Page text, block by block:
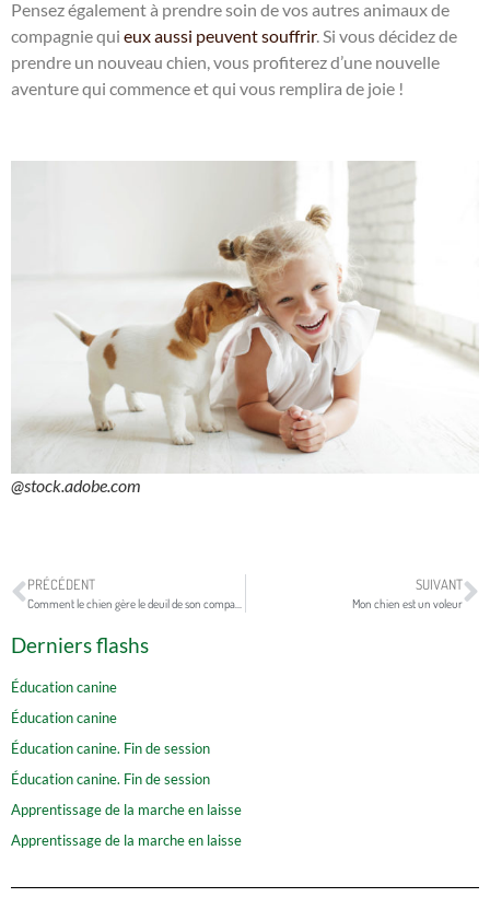
Pensez également à prendre soin de vos autres animaux de
compagnie qui eux aussi peuvent souffrir. Si vous décidez de
prendre un nouveau chien, vous profiterez d’une nouvelle
aventure qui commence et qui vous remplira de joie !
@stock.adobe.com
PRÉCÉDENT SUIVANT
Mon chien est un voleur
Derniers flashs
Éducation canine
Éducation canine
Éducation canine. Fin de session
Éducation canine. Fin de session
Apprentissage de la marche en laisse
Apprentissage de la marche en laisse